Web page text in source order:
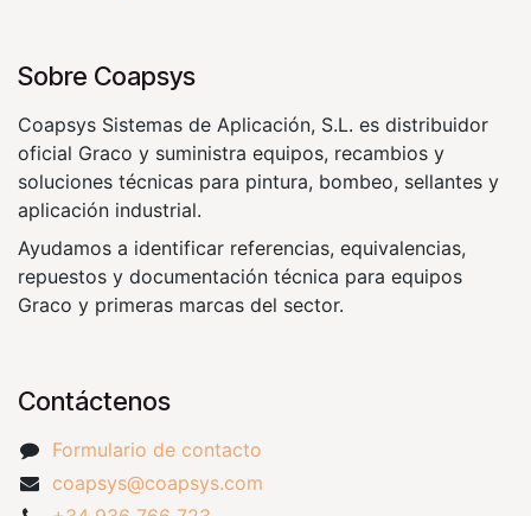
Sobre Coapsys
Coapsys Sistemas de Aplicación, S.L. es distribuidor
oficial Graco y suministra equipos, recambios y
soluciones técnicas para pintura, bombeo, sellantes y
aplicación industrial.
Ayudamos a identificar referencias, equivalencias,
repuestos y documentación técnica para equipos
Graco y primeras marcas del sector.
Contáctenos
Formulario de contacto
coapsys@coapsys.com